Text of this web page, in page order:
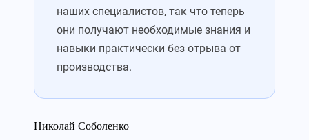
наших специалистов, так что теперь
они получают необходимые знания и
навыки практически без отрыва от
производства.
Николай Соболенко